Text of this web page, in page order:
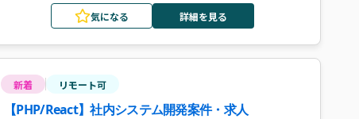
気になる 詳細を見る
新着 リモート可
【PHP/React】社内システム開発案件・求人